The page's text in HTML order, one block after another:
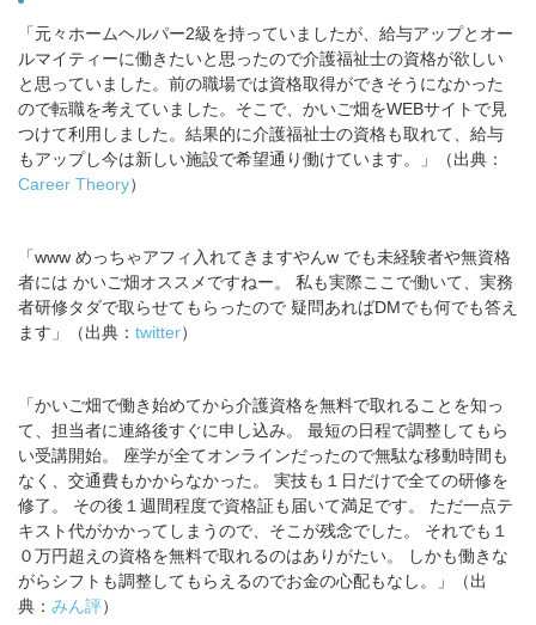
「元々ホームヘルパー2級を持っていましたが、給与アップとオー
ルマイティーに働きたいと思ったので介護福祉士の資格が欲しい
と思っていました。前の職場では資格取得ができそうになかった
ので転職を考えていました。そこで、かいご畑をWEBサイトで見
つけて利用しました。結果的に介護福祉士の資格も取れて、給与
もアップし今は新しい施設で希望通り働けています。」（出典：
Career Theory）
「www めっちゃアフィ入れてきますやんw でも未経験者や無資格
者には かいご畑オススメですねー。 私も実際ここで働いて、実務
者研修タダで取らせてもらったので 疑問あればDMでも何でも答え
ます」（出典： twitter）
「かいご畑で働き始めてから介護資格を無料で取れることを知っ
て、担当者に連絡後すぐに申し込み。 最短の日程で調整してもら
い受講開始。 座学が全てオンラインだったので無駄な移動時間も
なく、交通費もかからなかった。 実技も１日だけで全ての研修を
修了。 その後１週間程度で資格証も届いて満足です。 ただ一点テ
キスト代がかかってしまうので、そこが残念でした。 それでも１
０万円超えの資格を無料で取れるのはありがたい。 しかも働きな
がらシフトも調整してもらえるのでお金の心配もなし。」（出
典： みん評）